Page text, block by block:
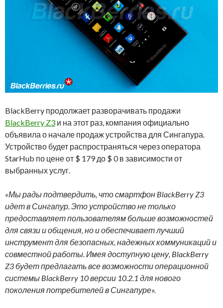
BlackBerry продолжает разворачивать продажи
BlackBerry Z3 и на этот раз, компания официально
объявила о начале продаж устройства для Сингапура.
Устройство будет распространяться через оператора
StarHub по цене от $ 179 до $ 0 в зависимости от
выбранных услуг.
«Мы рады подтвердить, что смартфон BlackBerry Z3
идет в Сингапур. Это устройство не только
предоставляет пользователям больше возможностей
для связи и общения, но и обеспечивает лучший
инструмент для безопасных, надежных коммуникаций и
совместной работы. Имея доступную цену, BlackBerry
Z3 будет предлагать все возможности операционной
системы BlackBerry 10 версии 10.2.1 для нового
поколения потребителей в Сингапуре».